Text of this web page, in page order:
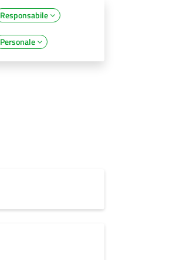
Responsabile
Personale